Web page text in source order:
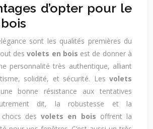
d’opter pour le
sont les qualités premières du
desvolets en bois est de donner à
personnalité très authentique, alliant
solidité, et sécurité. Les volets
bonne résistance aux tentatives
dit, la robustesse et la
des volets en bois offrent la